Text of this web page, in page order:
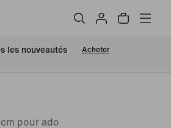
les nouveautés Acheter
pour ado